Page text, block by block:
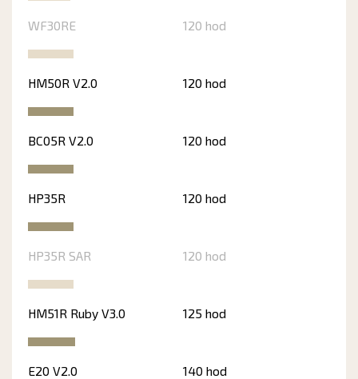
WF30RE 120 hod
HM50R V2.0 120 hod
BC05R V2.0 120 hod
HP35R 120 hod
HP35R SAR 120 hod
HM51R Ruby V3.0 125 hod
E20 V2.0 140 hod